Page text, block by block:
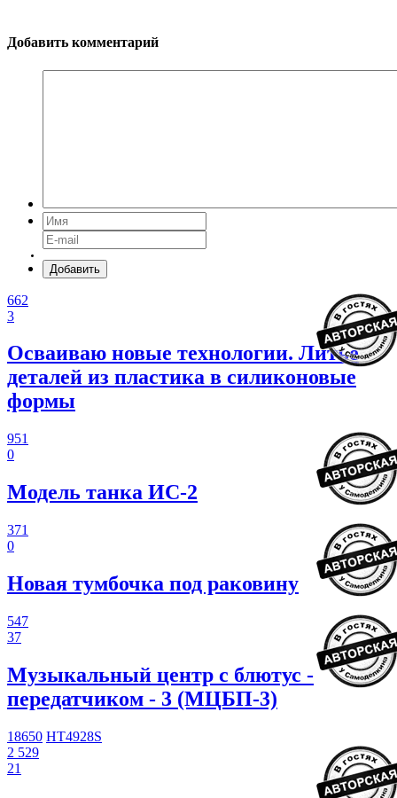
Добавить комментарий
Добавить
662
3
Осваиваю новые технологии. Литье
деталей из пластика в силиконовые
формы
951
0
Модель танка ИС-2
371
0
Новая тумбочка под раковину
547
37
Музыкальный центр с блютус -
передатчиком - 3 (МЦБП-3)
18650 HT4928S
2 529
21